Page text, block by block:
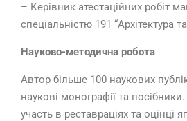
– Керівник атестаційних робіт
спеціальністю 191 “Архітектура
Науково-методична робота
Автор більше 100 наукових
наукові монографії та
участь в реставраціях та оцінці